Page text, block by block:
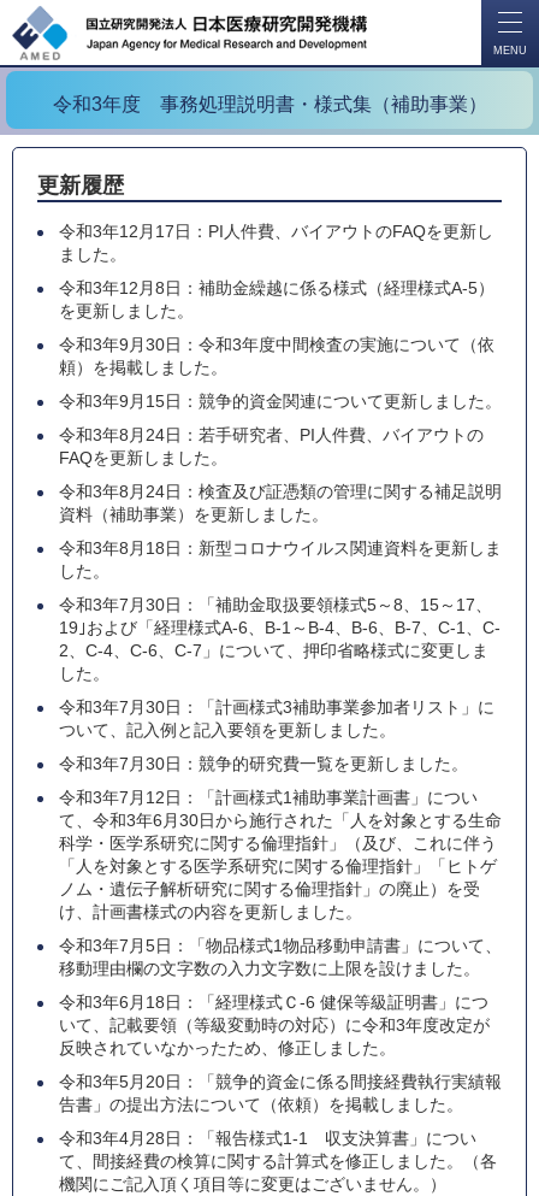
MENU
令和3年度 事務処理説明書・様式集（補助事業）
更新履歴
令和3年12月17日：PI人件費、バイアウトのFAQを更新し
ました。
令和3年12月8日：補助金繰越に係る様式（経理様式A-5）
を更新しました。
令和3年9月30日：令和3年度中間検査の実施について（依
頼）を掲載しました。
令和3年9月15日：競争的資金関連について更新しました。
令和3年8月24日：若手研究者、PI人件費、バイアウトの
FAQを更新しました。
令和3年8月24日：検査及び証憑類の管理に関する補足説明
資料（補助事業）を更新しました。
令和3年8月18日：新型コロナウイルス関連資料を更新しま
した。
令和3年7月30日：「補助金取扱要領様式5～8、15～17、
19｣および「経理様式A-6、B-1～B-4、B-6、B-7、C-1、C-
2、C-4、C-6、C-7」について、押印省略様式に変更しま
した。
令和3年7月30日：「計画様式3補助事業参加者リスト」に
ついて、記入例と記入要領を更新しました。
令和3年7月30日：競争的研究費一覧を更新しました。
令和3年7月12日：「計画様式1補助事業計画書」につい
て、令和3年6月30日から施行された「人を対象とする生命
科学・医学系研究に関する倫理指針」（及び、これに伴う
「人を対象とする医学系研究に関する倫理指針」「ヒトゲ
ノム・遺伝子解析研究に関する倫理指針」の廃止）を受
け、計画書様式の内容を更新しました。
令和3年7月5日：「物品様式1物品移動申請書」について、
移動理由欄の文字数の入力文字数に上限を設けました。
令和3年6月18日：「経理様式Ｃ-6 健保等級証明書」につ
いて、記載要領（等級変動時の対応）に令和3年度改定が
反映されていなかったため、修正しました。
令和3年5月20日：「競争的資金に係る間接経費執行実績報
告書」の提出方法について（依頼）を掲載しました。
令和3年4月28日：「報告様式1-1 収支決算書」につい
て、間接経費の検算に関する計算式を修正しました。（各
機関にご記入頂く項目等に変更はございません。）